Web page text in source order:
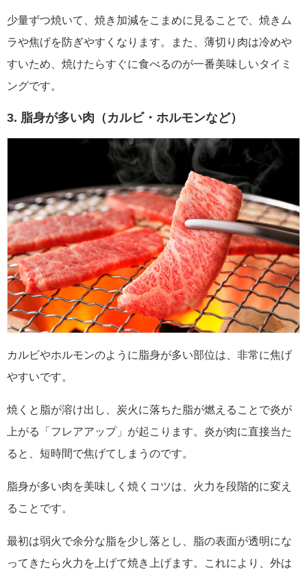
少量ずつ焼いて、焼き加減をこまめに見ることで、焼きム
ラや焦げを防ぎやすくなります。また、薄切り肉は冷めや
すいため、焼けたらすぐに食べるのが一番美味しいタイミ
ングです。
3. 脂身が多い肉（カルビ・ホルモンなど）
カルビやホルモンのように脂身が多い部位は、非常に焦げ
やすいです。
焼くと脂が溶け出し、炭火に落ちた脂が燃えることで炎が
上がる「フレアアップ」が起こります。炎が肉に直接当た
ると、短時間で焦げてしまうのです。
脂身が多い肉を美味しく焼くコツは、火力を段階的に変え
ることです。
最初は弱火で余分な脂を少し落とし、脂の表面が透明にな
ってきたら火力を上げて焼き上げます。これにより、外は